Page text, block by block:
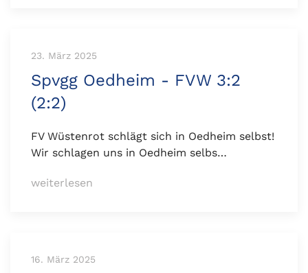
23. März 2025
Spvgg Oedheim - FVW 3:2
(2:2)
FV Wüstenrot schlägt sich in Oedheim selbst!
Wir schlagen uns in Oedheim selbs…
weiterlesen
16. März 2025